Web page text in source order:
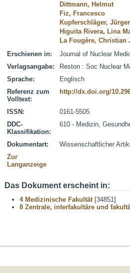
Dittmann, Helmut
Fiz, Francesco
Kupferschläger,
Higuita Rivera, Lina
La Fougère, Christian
Erschienen in:
Journal of Nuclear
Verlagsangabe:
Reston : Soc Nuclear
Sprache:
Englisch
Referenz zum
Volltext:
http://dx.doi.org/
ISSN:
0161-5505
DDC-
Klassifikation:
610 - Medizin,
Dokumentart:
Wissenschaftlicher
Zur
Langanzeige
Das Dokument erscheint in:
4 Medizinische Fakultät[34851]
8 Zentrale, interfakultäre und